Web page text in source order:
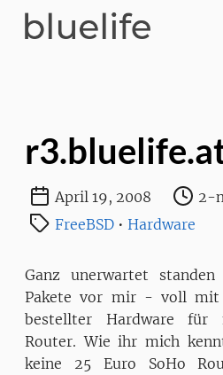
April 19, 2008
2-
FreeBSD • Hardware
Ganz unerwartet
Pakete vor mir - voll mit
bestellter Hardware für
Router. Wie ihr mich
keine 25 Euro SoHo